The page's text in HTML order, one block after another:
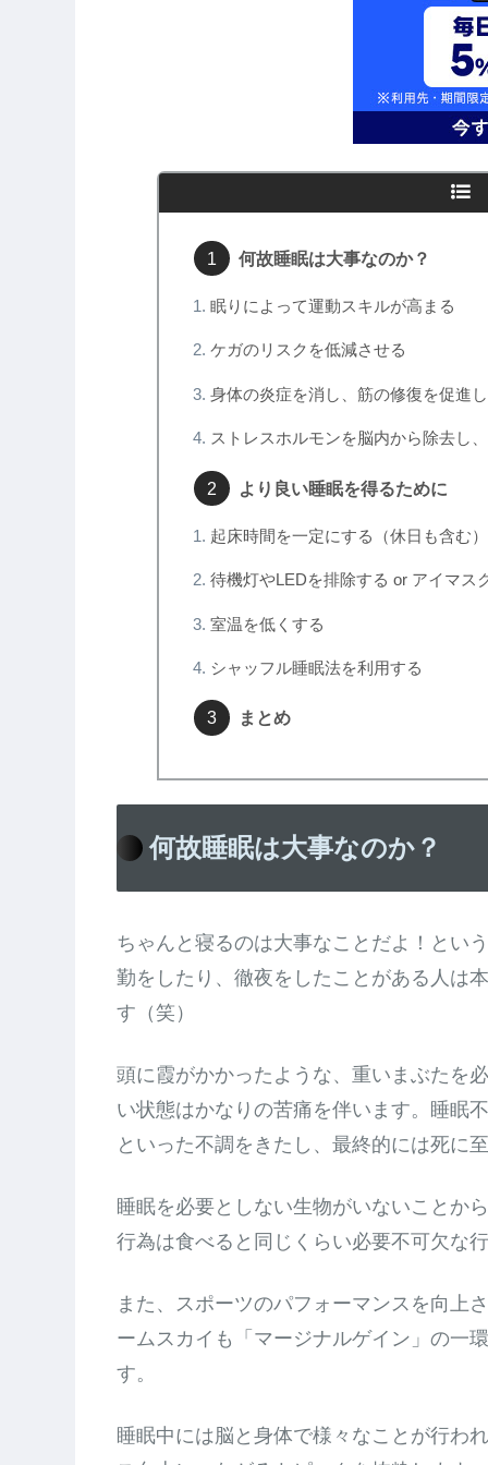
何故睡眠は大事なのか？
眠りによって運動スキルが高まる
ケガのリスクを低減させる
身体の炎症を消し、筋の修復を促進
ストレスホルモンを脳内から除去し
より良い睡眠を得るために
起床時間を一定にする（休日も含む）
待機灯やLEDを排除する or アイマス
室温を低くする
シャッフル睡眠法を利用する
まとめ
何故睡眠は大事なのか？
ちゃんと寝るのは大事なことだよ！とい
勤をしたり、徹夜をしたことがある人は
す（笑）
頭に霞がかかったような、重いまぶたを
い状態はかなりの苦痛を伴います。睡眠
といった不調をきたし、最終的には死に
睡眠を必要としない生物がいないことか
行為は食べると同じくらい必要不可欠な
また、スポーツのパフォーマンスを向上
ームスカイも「マージナルゲイン」の一
す。
睡眠中には脳と身体で様々なことが行わ